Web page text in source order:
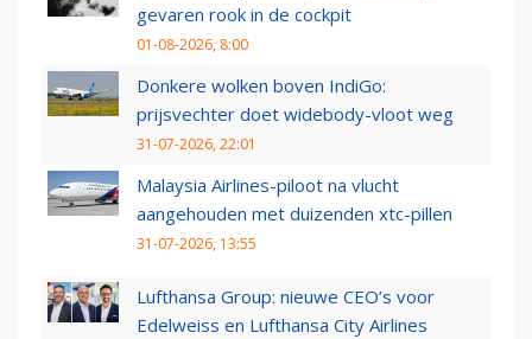
gevaren rook in de cockpit
01-08-2026, 8:00
Donkere wolken boven IndiGo:
prijsvechter doet widebody-vloot weg
31-07-2026, 22:01
Malaysia Airlines-piloot na vlucht
aangehouden met duizenden xtc-pillen
31-07-2026, 13:55
Lufthansa Group: nieuwe CEO’s voor
Edelweiss en Lufthansa City Airlines